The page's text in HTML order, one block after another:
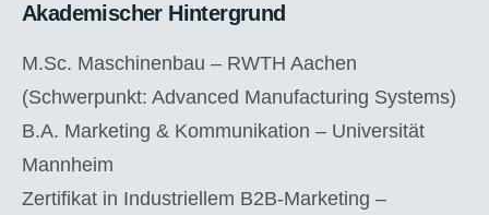
Akademischer Hintergrund
M.Sc. Maschinenbau – RWTH Aachen
(Schwerpunkt: Advanced Manufacturing Systems)
B.A. Marketing & Kommunikation – Universität
Mannheim
Zertifikat in Industriellem B2B-Marketing –